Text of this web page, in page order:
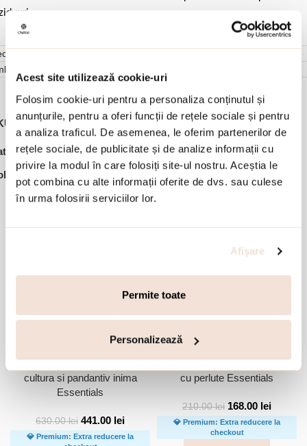
Acest site utilizează cookie-uri
Folosim cookie-uri pentru a personaliza conținutul și
anunțurile, pentru a oferi funcții de rețele sociale și pentru
a analiza traficul. De asemenea, le oferim partenerilor de
rețele sociale, de publicitate și de analize informații cu
privire la modul în care folosiți site-ul nostru. Aceștia le
pot combina cu alte informații oferite de dvs. sau culese
în urma folosirii serviciilor lor.
Afişare
Permite toate
Personalizează
(0)
05V01-Y5044
Bijuterii dama , Ofertele lunii, Pandantive
Accesorii din aceeasi colectie:
Bratara argint cu perle de
cultura si pandantiv inima
Essentials
630.00lei 441.00 lei
💎 Premium: Extra reducere la
Cercei argint cu surub decorati
cu perlute Essentials
210.00lei 168.00 lei
💎 Premium: Extra reducere la
checkout